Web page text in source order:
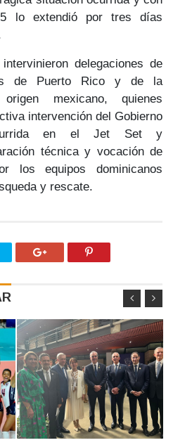
lo extendió por tres días
delegaciones de
de Puerto Rico y de la
mexicano, quienes
intervención del Gobierno
en el Jet Set y
técnica y vocación de
los equipos dominicanos
y rescate.